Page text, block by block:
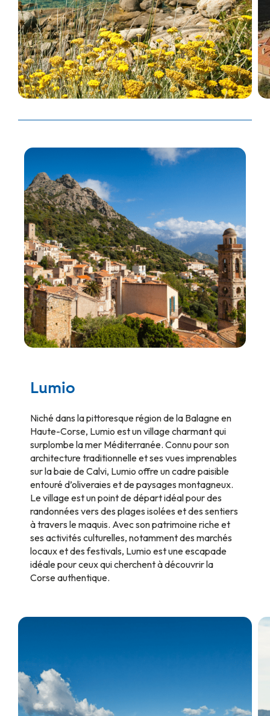
Lumio
Niché dans la pittoresque région de la Balagne en
Haute-Corse, Lumio est un village charmant qui
surplombe la mer Méditerranée. Connu pour son
architecture traditionnelle et ses vues imprenables
sur la baie de Calvi, Lumio offre un cadre paisible
entouré d’oliveraies et de paysages montagneux.
Le village est un point de départ idéal pour des
randonnées vers des plages isolées et des sentiers
à travers le maquis. Avec son patrimoine riche et
ses activités culturelles, notamment des marchés
locaux et des festivals, Lumio est une escapade
idéale pour ceux qui cherchent à découvrir la
Corse authentique.